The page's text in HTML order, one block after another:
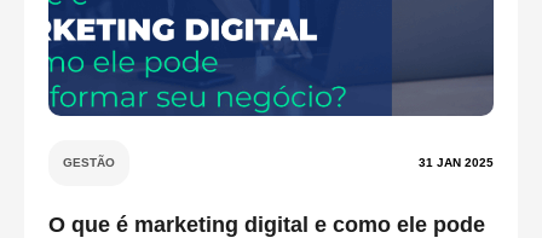
GESTÃO 31 JAN 2025
O que é marketing digital e como ele pode